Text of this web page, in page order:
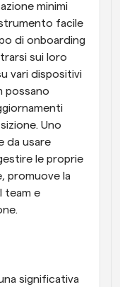
minimi
facile
di onboarding
sui loro
vari dispositivi
possano
Uno
da usare
le proprie
promuove la
team e
significativa